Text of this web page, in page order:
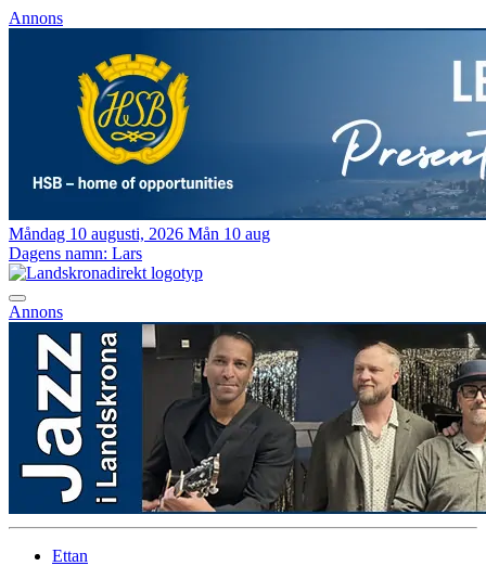
Annons
Måndag 10 augusti, 2026 Mån 10 aug
Dagens namn: Lars
Annons
Ettan